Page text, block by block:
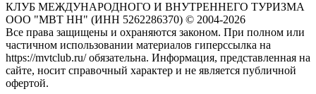
КЛУБ МЕЖДУНАРОДНОГО И ВНУТРЕННЕГО ТУРИЗМА
ООО "МВТ НН" (ИНН 5262286370) © 2004-2026
Все права защищены и охраняются законом. При полном или
частичном использовании материалов гиперссылка на
https://mvtclub.ru/ обязательна. Информация, представленная на
сайте, носит справочный характер и не является публичной
офертой.